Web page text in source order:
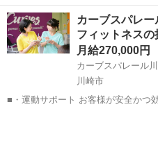
の使い方をアドバイスします。運動
どなので、難しい指導はありません
ょう！」といったお声がけをしなが
神奈川 横浜市 その他
カーブスパレ
フィットネス
月給270,000円
カーブスパレール川
川崎市
■・運動サポート お客様が安全かつ